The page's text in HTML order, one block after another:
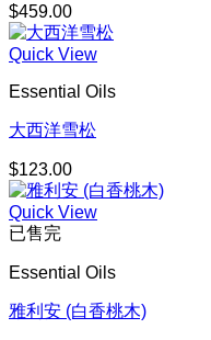
$459.00
Quick View
Essential Oils
大西洋雪松
$123.00
Quick View
已售完
Essential Oils
雅利安 (白香桃木)